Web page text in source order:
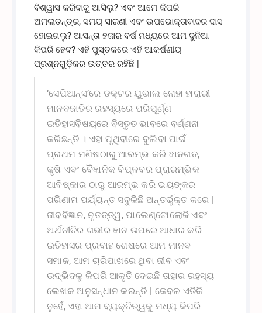
ବିଶ୍ୱାସ କରିବାକୁ ଆସିଲୁ? ଏବଂ ଆମେ କିପରି
ଅମଲାତନ୍ତ୍ର, ସମୟ ସାରଣୀ ଏବଂ ଉପଭୋକ୍ତାବାଦର ଦାସ
ହୋଇଗଲୁ? ଆସନ୍ତା ହଜାର ବର୍ଷ ମଧ୍ୟରେ ଆମ ଦୁନିଆ
କିପରି ହେବ? ଏହି ପୁସ୍ତକରେ ଏହି ଆକର୍ଷଣୀୟ
ପ୍ରଶ୍ନଗୁଡ଼ିକର ଉତ୍ତର ରହିଛି |
‘ସେପିଆନ୍ସ’ରେ ଡକ୍ଟର ୟୁଭାଲ ନୋହା ହାରାରୀ
ମାନବଜାତିର ରହସ୍ୟରେ ପରିପୂର୍ଣ୍ଣ
ଇତିହାସବିଷୟରେ ବିସ୍ତୃତ ଭାବରେ ବର୍ଣ୍ଣନା
କରିଛନ୍ତି । ଏହା ପୃଥିବୀରେ ବୁଲିବା ପାଇଁ
ପ୍ରଥମ ମଣିଷଠାରୁ ଆରମ୍ଭ କରି ଜ୍ଞାନଗତ,
କୃଷି ଏବଂ ବୈଜ୍ଞାନିକ ବିପ୍ଳବର ପ୍ରାରମ୍ଭିକ
ଆବିଷ୍କାର ଠାରୁ ଆରମ୍ଭ କରି ଭୟଙ୍କର
ପରିଣାମ ପର୍ଯ୍ୟନ୍ତ ସବୁକିଛି ଅନ୍ତର୍ଭୁକ୍ତ କରେ |
ଜୀବବିଜ୍ଞାନ, ନୃତତ୍ତ୍ୱ, ପାଲେଣ୍ଟୋଲୋଜି ଏବଂ
ଅର୍ଥନୀତିର ଗଭୀର ଜ୍ଞାନ ଉପରେ ଆଧାର କରି
ଇତିହାସର ପ୍ରବାହ ଶେଷରେ ଆମ ମାନବ
ସମାଜ, ଆମ ଚାରିପାଖରେ ଥିବା ଜୀବ ଏବଂ
ଉଦ୍ଭିଦକୁ କିପରି ଆକୃତି ଦେଇଛି ତାହାର ରହସ୍ୟ
ଲେଖକ ଅନୁସନ୍ଧାନ କରନ୍ତି | କେବଳ ଏତିକି
ନୁହେଁ, ଏହା ଆମ ବ୍ୟକ୍ତିତ୍ୱକୁ ମଧ୍ୟ କିପରି